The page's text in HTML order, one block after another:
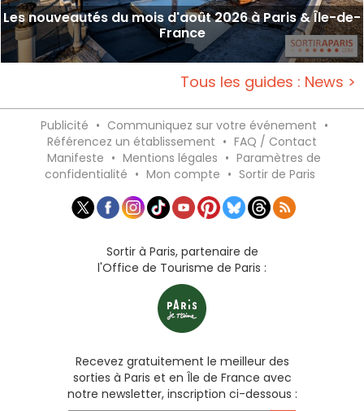
Les nouveautés du mois d'août 2026 à Paris & Île-de-
France
Tous les guides : News >
Publicité • Communiquez sur votre événement •
Référencez un établissement • FAQ / Contact
Manifeste • Mentions légales • Paramètres de
confidentialité • Mon compte • Sortir de Paris
Sortir à Paris, partenaire de
l'Office de Tourisme de Paris :
Recevez gratuitement le meilleur des
sorties à Paris et en Île de France avec
notre newsletter, inscription ci-dessous :